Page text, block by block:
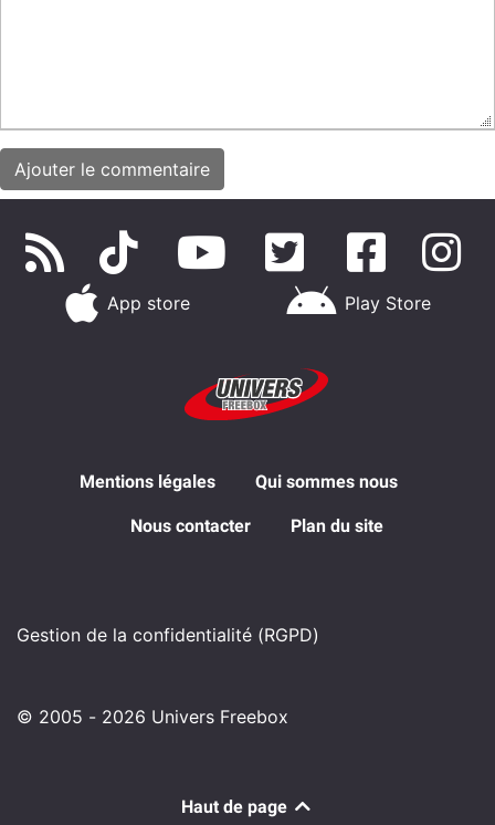
App store Play Store
Mentions légales Qui sommes nous
Nous contacter Plan du site
Gestion de la confidentialité (RGPD)
© 2005 - 2026 Univers Freebox
Haut de page